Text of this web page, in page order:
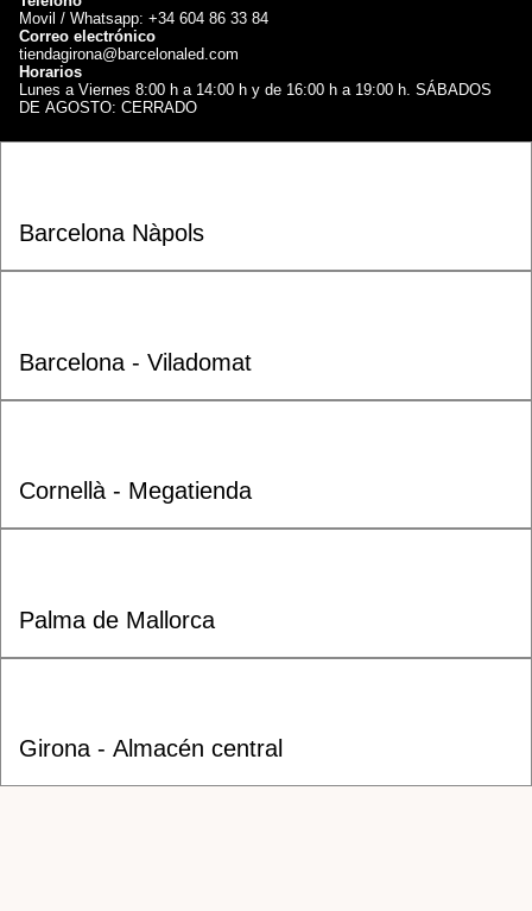
Movil / Whatsapp: +34 604 86 33 84
Correo electrónico
tiendagirona@barcelonaled.com
Horarios
Lunes a Viernes 8:00 h a 14:00 h y de 16:00 h a 19:00 h. SÁBADOS
DE AGOSTO: CERRADO
Barcelona Nàpols
Barcelona - Viladomat
Cornellà - Megatienda
Palma de Mallorca
Girona - Almacén central